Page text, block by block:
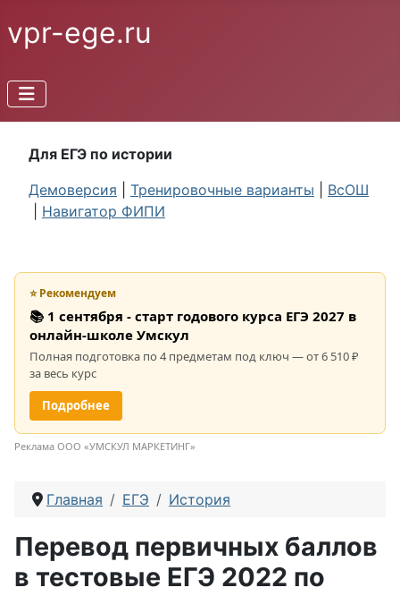
vpr-ege.ru
Для ЕГЭ по истории
Демоверсия
Тренировочные варианты
ВсОШ
Навигатор ФИПИ
⭐ Рекомендуем
📚 1 сентября - старт годового курса ЕГЭ 2027 в
онлайн-школе Умскул
Полная подготовка по 4 предметам под ключ — от 6 510 ₽
за весь курс
Подробнее
Реклама ООО «УМСКУЛ МАРКЕТИНГ»
Главная ЕГЭ История
Перевод первичных баллов
в тестовые ЕГЭ 2022 по